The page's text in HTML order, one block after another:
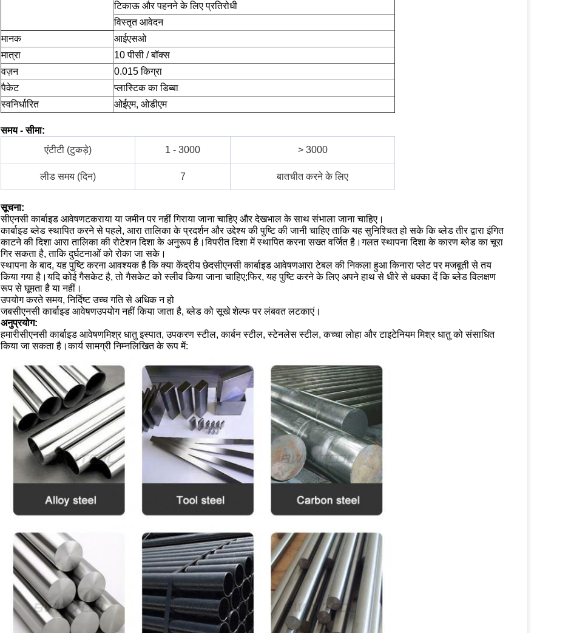
टिकाऊ और पहनने के लिए प्रतिरोधी
विस्तृत आवेदन
मानक
आईएसओ
मात्रा
10 पीसी / बॉक्स
वज़न
0.015 किग्रा
पैकेट
प्लास्टिक का डिब्बा
स्वनिर्धारित
ओईएम, ओडीएम
समय - सीमा:
एंटीटी (टुकड़े)
1 - 3000 > 3000
लीड समय (दिन) 7 बातचीत करने के लिए
सूचना:
सीएनसी कार्बाइड आवेषणटकराया या जमीन पर नहीं गिराया जाना चाहिए और देखभाल के साथ संभाला जाना चाहिए।
कार्बाइड ब्लेड स्थापित करने से पहले, आरा तालिका के प्रदर्शन और उद्देश्य की पुष्टि की जानी चाहिए ताकि यह सुनिश्चित हो सके कि ब्लेड तीर द्वारा इंगित
काटने की दिशा आरा तालिका की रोटेशन दिशा के अनुरूप है।विपरीत दिशा में स्थापित करना सख्त वर्जित है।गलत स्थापना दिशा के कारण ब्लेड का चूरा
गिर सकता है, ताकि दुर्घटनाओं को रोका जा सके।
स्थापना के बाद, यह पुष्टि करना आवश्यक है कि क्या केंद्रीय छेदसीएनसी कार्बाइड आवेषणआरा टेबल की निकला हुआ किनारा प्लेट पर मजबूती से तय
किया गया है।यदि कोई गैसकेट है, तो गैसकेट को स्लीव किया जाना चाहिए;फिर, यह पुष्टि करने के लिए अपने हाथ से धीरे से धक्का दें कि ब्लेड विलक्षण
रूप से घूमता है या नहीं।
उपयोग करते समय, निर्दिष्ट उच्च गति से अधिक न हो
जबसीएनसी कार्बाइड आवेषणउपयोग नहीं किया जाता है, ब्लेड को सूखे शेल्फ पर लंबवत लटकाएं।
अनुप्रयोग:
हमारीसीएनसी कार्बाइड आवेषणमिश्र धातु इस्पात, उपकरण स्टील, कार्बन स्टील, स्टेनलेस स्टील, कच्चा लोहा और टाइटेनियम मिश्र धातु को संसाधित
किया जा सकता है।कार्य सामग्री निम्नलिखित के रूप में: